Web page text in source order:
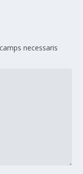
necessaris